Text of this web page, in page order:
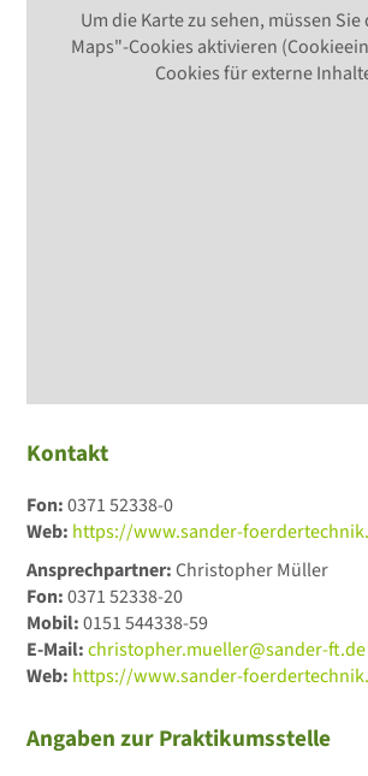
Um die Karte zu sehen, müssen
Maps"-Cookies aktivieren
Cookies für externe
Kontakt
Fon:0371 52338-0
Web: https://www.sander-
Ansprechpartner:Christopher Müller
Fon:0371 52338-20
Mobil:0151 544338-59
E-Mail:christopher.mueller@sander-ft.de
Web: https://www.sander-
Angaben zur Praktikumsstelle